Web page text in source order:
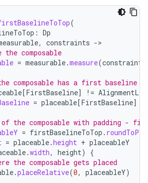
(
: Dp
, constraints -
the composable
= measurable.measure(constraints
composable has a first baseline
[FirstBaseline] !=
= placeable[FirstBaseline]
the composable with padding -
= firstBaselineToTop . roundToPx
= placeable.height + placeableY
.width, height)
{
the composable gets placed
.placeRelative(0, placeableY)